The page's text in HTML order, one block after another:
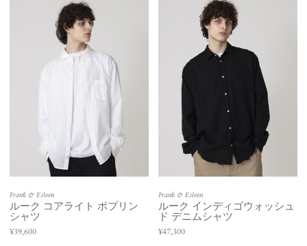
Frank & Eileen
ルーク コアライト ポプリン
シャツ
¥39,600
Frank & Eileen
ルーク インディゴウォッシュ
ド デニムシャツ
¥47,300